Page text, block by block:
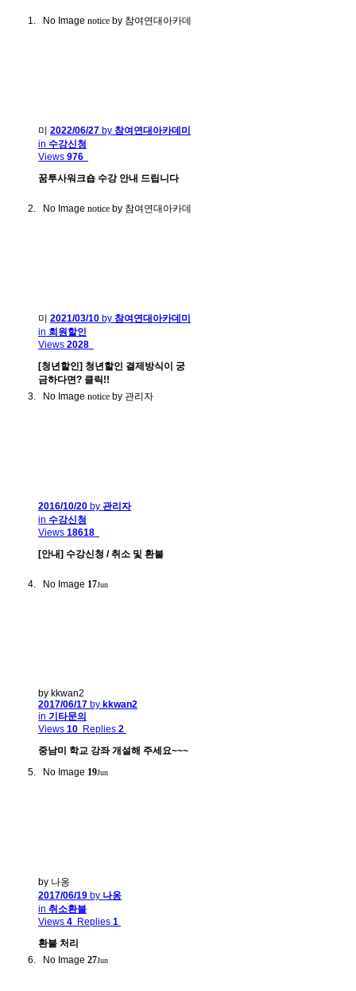
No Image notice by 참여연대아카데
미 2022/06/27 by 참여연대아카데미
in 수강신청
Views 976
꿈투사워크숍 수강 안내 드립니다
No Image notice by 참여연대아카데
미 2021/03/10 by 참여연대아카데미
in 회원할인
Views 2028
[청년할인] 청년할인 결제방식이 궁
금하다면? 클릭!!
No Image notice by 관리자
2016/10/20 by 관리자
in 수강신청
Views 18618
[안내] 수강신청 / 취소 및 환불
No Image 17Jun
by kkwan2
2017/06/17 by kkwan2
in 기타문의
Views 10 Replies 2
중남미 학교 강좌 개설해 주세요~~~
No Image 19Jun
by 나옹
2017/06/19 by 나옹
in 취소환불
Views 4 Replies 1
환불 처리
No Image 27Jun